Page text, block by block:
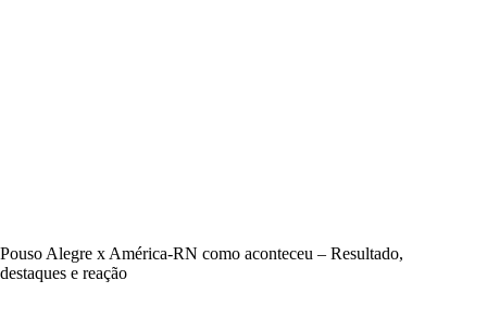
Pouso Alegre x América-RN como aconteceu – Resultado,
destaques e reação